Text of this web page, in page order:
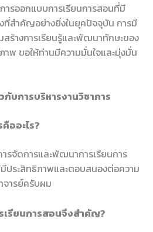
ารออกแบบการเรียนการสอนที่มี
ที่สำคัญอย่างยิ่งในยุคปัจจุบัน การมี
ร้างการเรียนรู้และพัฒนาทักษะของ
าพ ขอให้ท่านมีความมั่นใจและมุ่งมั่น
บการบริหารงานวิชาการ
ออะไร?
รจัดการและพัฒนาการเรียนการ
ประสิทธิภาพและตอบสนองต่อความ
จารย์ครับผม
เรียนการสอนจึงสำคัญ?